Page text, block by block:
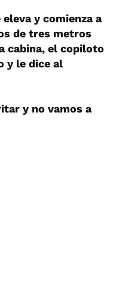
y comienza a
de tres metros
cabina, el copiloto
y le dice al
y no vamos a